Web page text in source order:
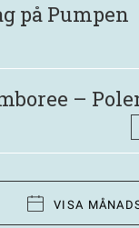
på Pumpen
–
VISA